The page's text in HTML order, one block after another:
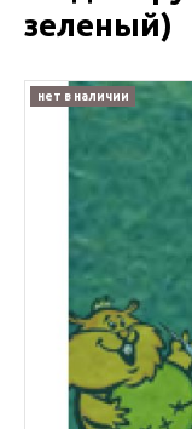
зеленый)
нет в наличии